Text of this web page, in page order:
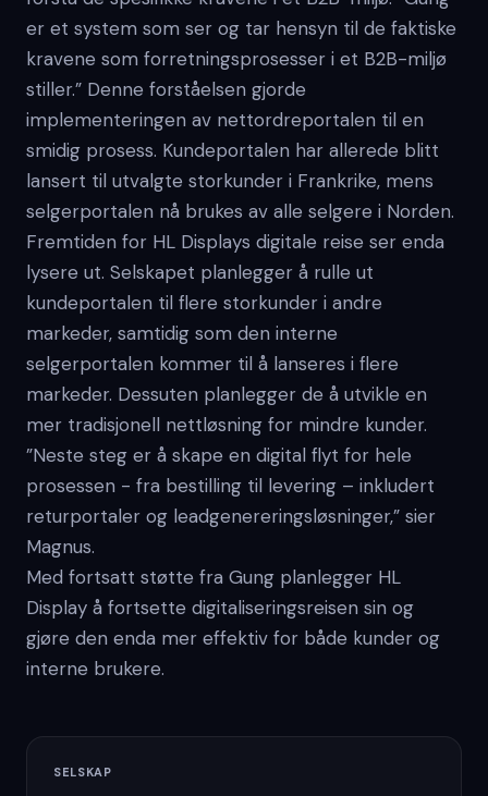
er et system som ser og tar hensyn til de faktiske
kravene som forretningsprosesser i et B2B-miljø
stiller.” Denne forståelsen gjorde
implementeringen av nettordreportalen til en
smidig prosess. Kundeportalen har allerede blitt
lansert til utvalgte storkunder i Frankrike, mens
selgerportalen nå brukes av alle selgere i Norden.
Fremtiden for HL Displays digitale reise ser enda
lysere ut. Selskapet planlegger å rulle ut
kundeportalen til flere storkunder i andre
markeder, samtidig som den interne
selgerportalen kommer til å lanseres i flere
markeder. Dessuten planlegger de å utvikle en
mer tradisjonell nettløsning for mindre kunder.
”Neste steg er å skape en digital flyt for hele
prosessen - fra bestilling til levering – inkludert
returportaler og leadgenereringsløsninger,” sier
Magnus.
Med fortsatt støtte fra Gung planlegger HL
Display å fortsette digitaliseringsreisen sin og
gjøre den enda mer effektiv for både kunder og
interne brukere.
SELSKAP